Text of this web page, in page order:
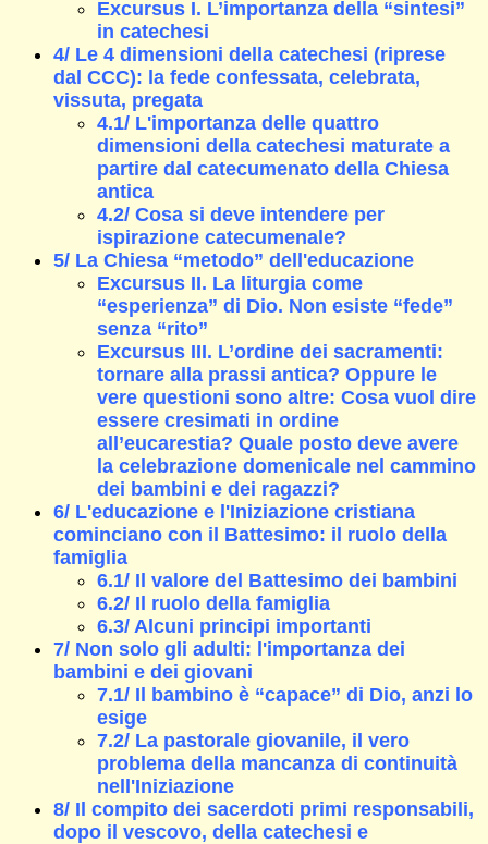
Excursus I. L’importanza della “sintesi”
in catechesi
4/ Le 4 dimensioni della catechesi (riprese
dal CCC): la fede confessata, celebrata,
vissuta, pregata
4.1/ L'importanza delle quattro
dimensioni della catechesi maturate a
partire dal catecumenato della Chiesa
antica
4.2/ Cosa si deve intendere per
ispirazione catecumenale?
5/ La Chiesa “metodo” dell'educazione
Excursus II. La liturgia come
“esperienza” di Dio. Non esiste “fede”
senza “rito”
Excursus III. L’ordine dei sacramenti:
tornare alla prassi antica? Oppure le
vere questioni sono altre: Cosa vuol dire
essere cresimati in ordine
all’eucarestia? Quale posto deve avere
la celebrazione domenicale nel cammino
dei bambini e dei ragazzi?
6/ L'educazione e l'Iniziazione cristiana
cominciano con il Battesimo: il ruolo della
famiglia
6.1/ Il valore del Battesimo dei bambini
6.2/ Il ruolo della famiglia
6.3/ Alcuni principi importanti
7/ Non solo gli adulti: l'importanza dei
bambini e dei giovani
7.1/ Il bambino è “capace” di Dio, anzi lo
esige
7.2/ La pastorale giovanile, il vero
problema della mancanza di continuità
nell'Iniziazione
8/ Il compito dei sacerdoti primi responsabili,
dopo il vescovo, della catechesi e